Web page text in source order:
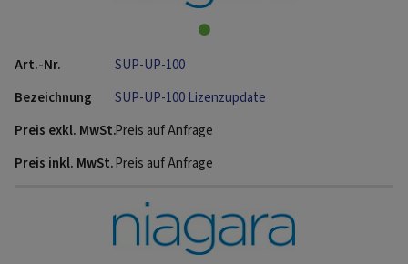
SUP-UP-100
SUP-UP-100 Lizenzupdate
Preis auf Anfrage
Preis auf Anfrage